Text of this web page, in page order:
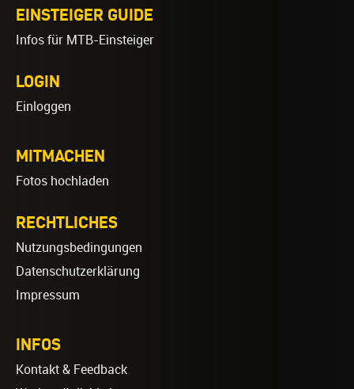
EINSTEIGER GUIDE
Infos für MTB-Einsteiger
LOGIN
Einloggen
MITMACHEN
Fotos hochladen
RECHTLICHES
Nutzungsbedingungen
Datenschutzerklärung
Impressum
INFOS
Kontakt & Feedback